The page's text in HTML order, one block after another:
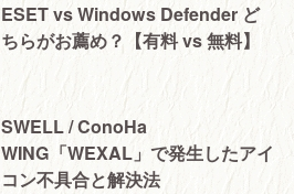
ESET vs Windows Defender ど
ちらがお薦め？【有料 vs 無料】
SWELL / ConoHa
WING「WEXAL」で発生したアイ
コン不具合と解決法